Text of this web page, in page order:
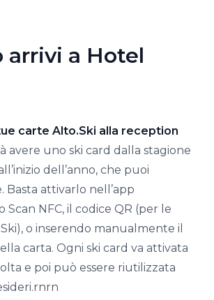
arrivi a Hotel
carte Alto.Ski alla reception
avere uno ski card dalla stagione
dell’anno, che puoi
Basta attivarlo nell’app
Scan NFC, il codice QR (per le
o inserendo manualmente il
carta. Ogni ski card va attivata
e poi può essere riutilizzata